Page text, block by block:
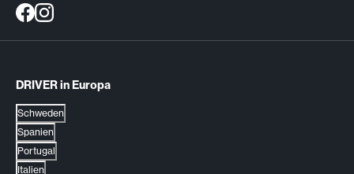
DRIVER in Europa
Schweden
Spanien
Portugal
Italien